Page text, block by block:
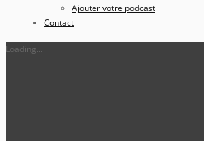
Ajouter votre podcast
Contact
Loading...